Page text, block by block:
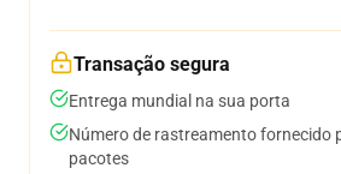
Transação segura
Entrega mundial na sua porta
Número de rastreamento fornecido
pacotes